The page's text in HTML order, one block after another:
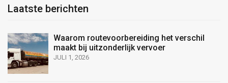
Laatste berichten
Waarom routevoorbereiding het verschil
maakt bij uitzonderlijk vervoer
JULI 1, 2026